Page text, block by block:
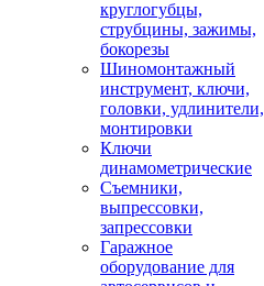
круглогубцы,
струбцины, зажимы,
бокорезы
Шиномонтажный
инструмент, ключи,
головки, удлинители,
монтировки
Ключи
динамометрические
Съемники,
выпрессовки,
запрессовки
Гаражное
оборудование для